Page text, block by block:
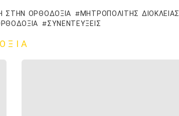
ΣΤΗΝ ΟΡΘΟΔΟΞΊΑ
ΜΗΤΡΟΠΟΛΊΤΗΣ ΔΙΟΚΛΕΊΑΣ
ΣΥΝΕΝΤΕΎΞΕΙΣ